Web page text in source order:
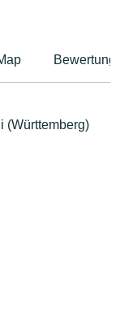
(Württemberg)